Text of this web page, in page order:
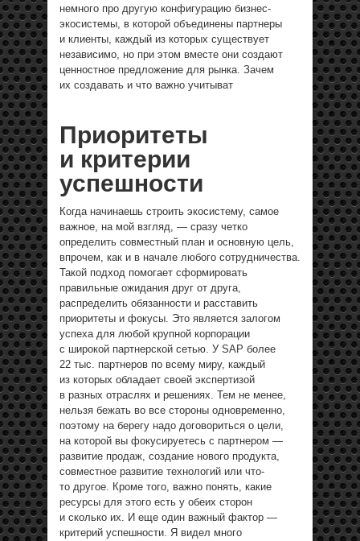
немного про другую конфигурацию бизнес-
экосистемы, в которой объединены партнеры
и клиенты, каждый из которых существует
независимо, но при этом вместе они создают
ценностное предложение для рынка. Зачем
их создавать и что важно учитыват
Приоритеты
и критерии
успешности
Когда начинаешь строить экосистему, самое
важное, на мой взгляд, — сразу четко
определить совместный план и основную цель,
впрочем, как и в начале любого сотрудничества.
Такой подход помогает сформировать
правильные ожидания друг от друга,
распределить обязанности и расставить
приоритеты и фокусы. Это является залогом
успеха для любой крупной корпорации
с широкой партнерской сетью. У SAP более
22 тыс. партнеров по всему миру, каждый
из которых обладает своей экспертизой
в разных отраслях и решениях. Тем не менее,
нельзя бежать во все стороны одновременно,
поэтому на берегу надо договориться о цели,
на которой вы фокусируетесь с партнером —
развитие продаж, создание нового продукта,
совместное развитие технологий или что-
то другое. Кроме того, важно понять, какие
ресурсы для этого есть у обеих сторон
и сколько их. И еще один важный фактор —
критерий успешности. Я видел много